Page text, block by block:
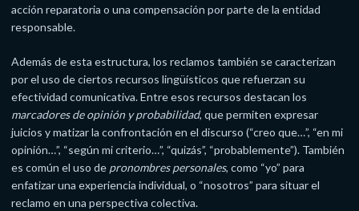
acción reparatoria o una compensación por parte de la entidad
responsable.
Además de esta estructura, los reclamos también se caracterizan
por el uso de ciertos recursos lingüísticos que refuerzan su
efectividad comunicativa. Entre esos recursos destacan los
marcadores de opinión y probabilidad, que permiten expresar
juicios y matizar la confrontación en el discurso (“creo que…”, “en mi
opinión…”, “según mi criterio…”, “quizás”, “probablemente”). También
es común el uso de pronombres personales, como “yo” para
enfatizar una experiencia individual, o “nosotros” para situar el
reclamo en una perspectiva colectiva.